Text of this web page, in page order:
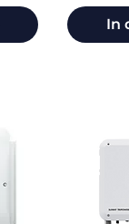
In